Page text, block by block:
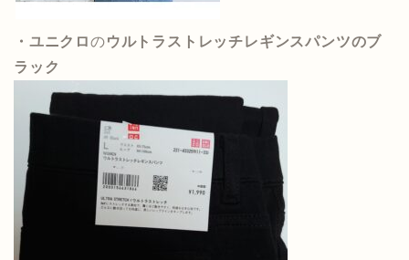
・ ユニクロのウルトラストレッチレギンスパンツのブ
ラック